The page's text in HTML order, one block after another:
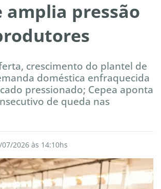
amplia pressão
crescimento do plantel de
doméstica enfraquecida
pressionado; Cepea aponta
de queda nas
2026 às 14:10hs